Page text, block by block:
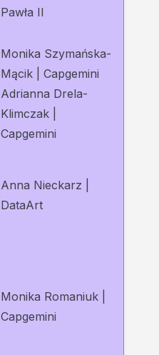
Pawła II
Monika Szymańska-
Mącik | Capgemini
Adrianna Drela-
Klimczak |
Capgemini
Anna Nieckarz |
DataArt
Monika Romaniuk |
Capgemini